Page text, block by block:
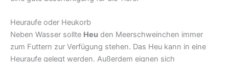
Heuraufe oder Heukorb
Neben Wasser sollte Heu den Meerschweinchen immer
zum Futtern zur Verfügung stehen. Das Heu kann in eine
Heuraufe gelegt werden. Außerdem eignen sich